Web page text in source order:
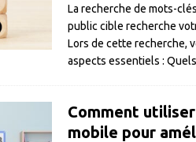
La recherche de mots-
public cible recherche
Lors de cette recherche,
aspects essentiels :
Comment
mobile pour